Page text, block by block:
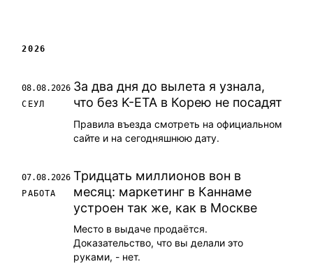
2026
08.08.2026
СЕУЛ
За два дня до вылета я узнала,
что без K-ETA в Корею не посадят
Правила въезда смотреть на официальном
сайте и на сегодняшнюю дату.
07.08.2026
РАБОТА
Тридцать миллионов вон в
месяц: маркетинг в Каннаме
устроен так же, как в Москве
Место в выдаче продаётся.
Доказательство, что вы делали это
руками, - нет.